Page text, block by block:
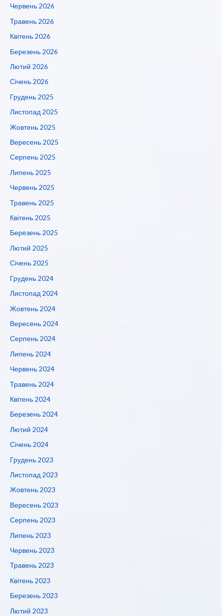
Червень 2026
Травень 2026
Квітень 2026
Березень 2026
Лютий 2026
Січень 2026
Грудень 2025
Листопад 2025
Жовтень 2025
Вересень 2025
Серпень 2025
Липень 2025
Червень 2025
Травень 2025
Квітень 2025
Березень 2025
Лютий 2025
Січень 2025
Грудень 2024
Листопад 2024
Жовтень 2024
Вересень 2024
Серпень 2024
Липень 2024
Червень 2024
Травень 2024
Квітень 2024
Березень 2024
Лютий 2024
Січень 2024
Грудень 2023
Листопад 2023
Жовтень 2023
Вересень 2023
Серпень 2023
Липень 2023
Червень 2023
Травень 2023
Квітень 2023
Березень 2023
Лютий 2023